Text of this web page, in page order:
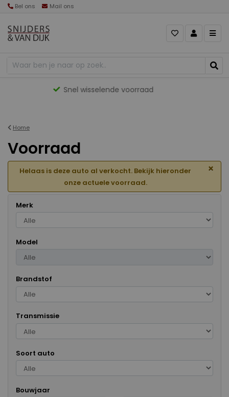
Bel ons Mail ons
Gevarieerd aanbod
Home
Voorraad
Helaas is deze auto al verkocht. Bekijk hieronder
onze actuele voorraad.
×
Merk
Model
Brandstof
Transmissie
Soort auto
Bouwjaar